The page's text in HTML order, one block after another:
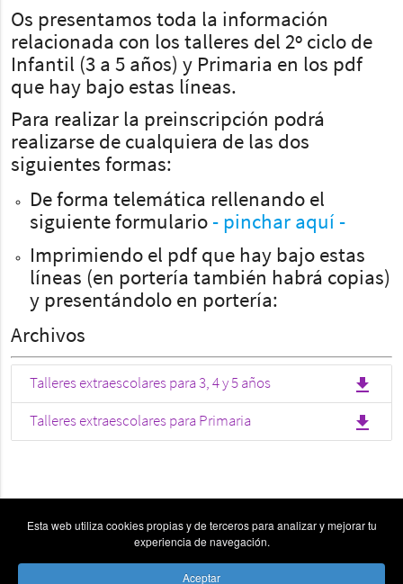
Os presentamos toda la información
relacionada con los talleres del 2º ciclo de
Infantil (3 a 5 años) y Primaria en los pdf
que hay bajo estas líneas.
Para realizar la preinscripción podrá
realizarse de cualquiera de las dos
siguientes formas:
De forma telemática rellenando el
siguiente formulario - pinchar aquí -
Imprimiendo el pdf que hay bajo estas
líneas (en portería también habrá copias)
y presentándolo en portería:
Archivos
Talleres extraescolares para 3, 4 y 5 años file_download
Talleres extraescolares para Primaria file_download
Esta web utiliza cookies propias y de terceros para analizar y mejorar tu
experiencia de navegación.
Aceptar